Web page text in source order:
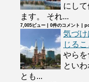
にし
ます。 それ...
7,005ビュー 0件のコメント
気づ
じるこ
やらを
とい
とも...